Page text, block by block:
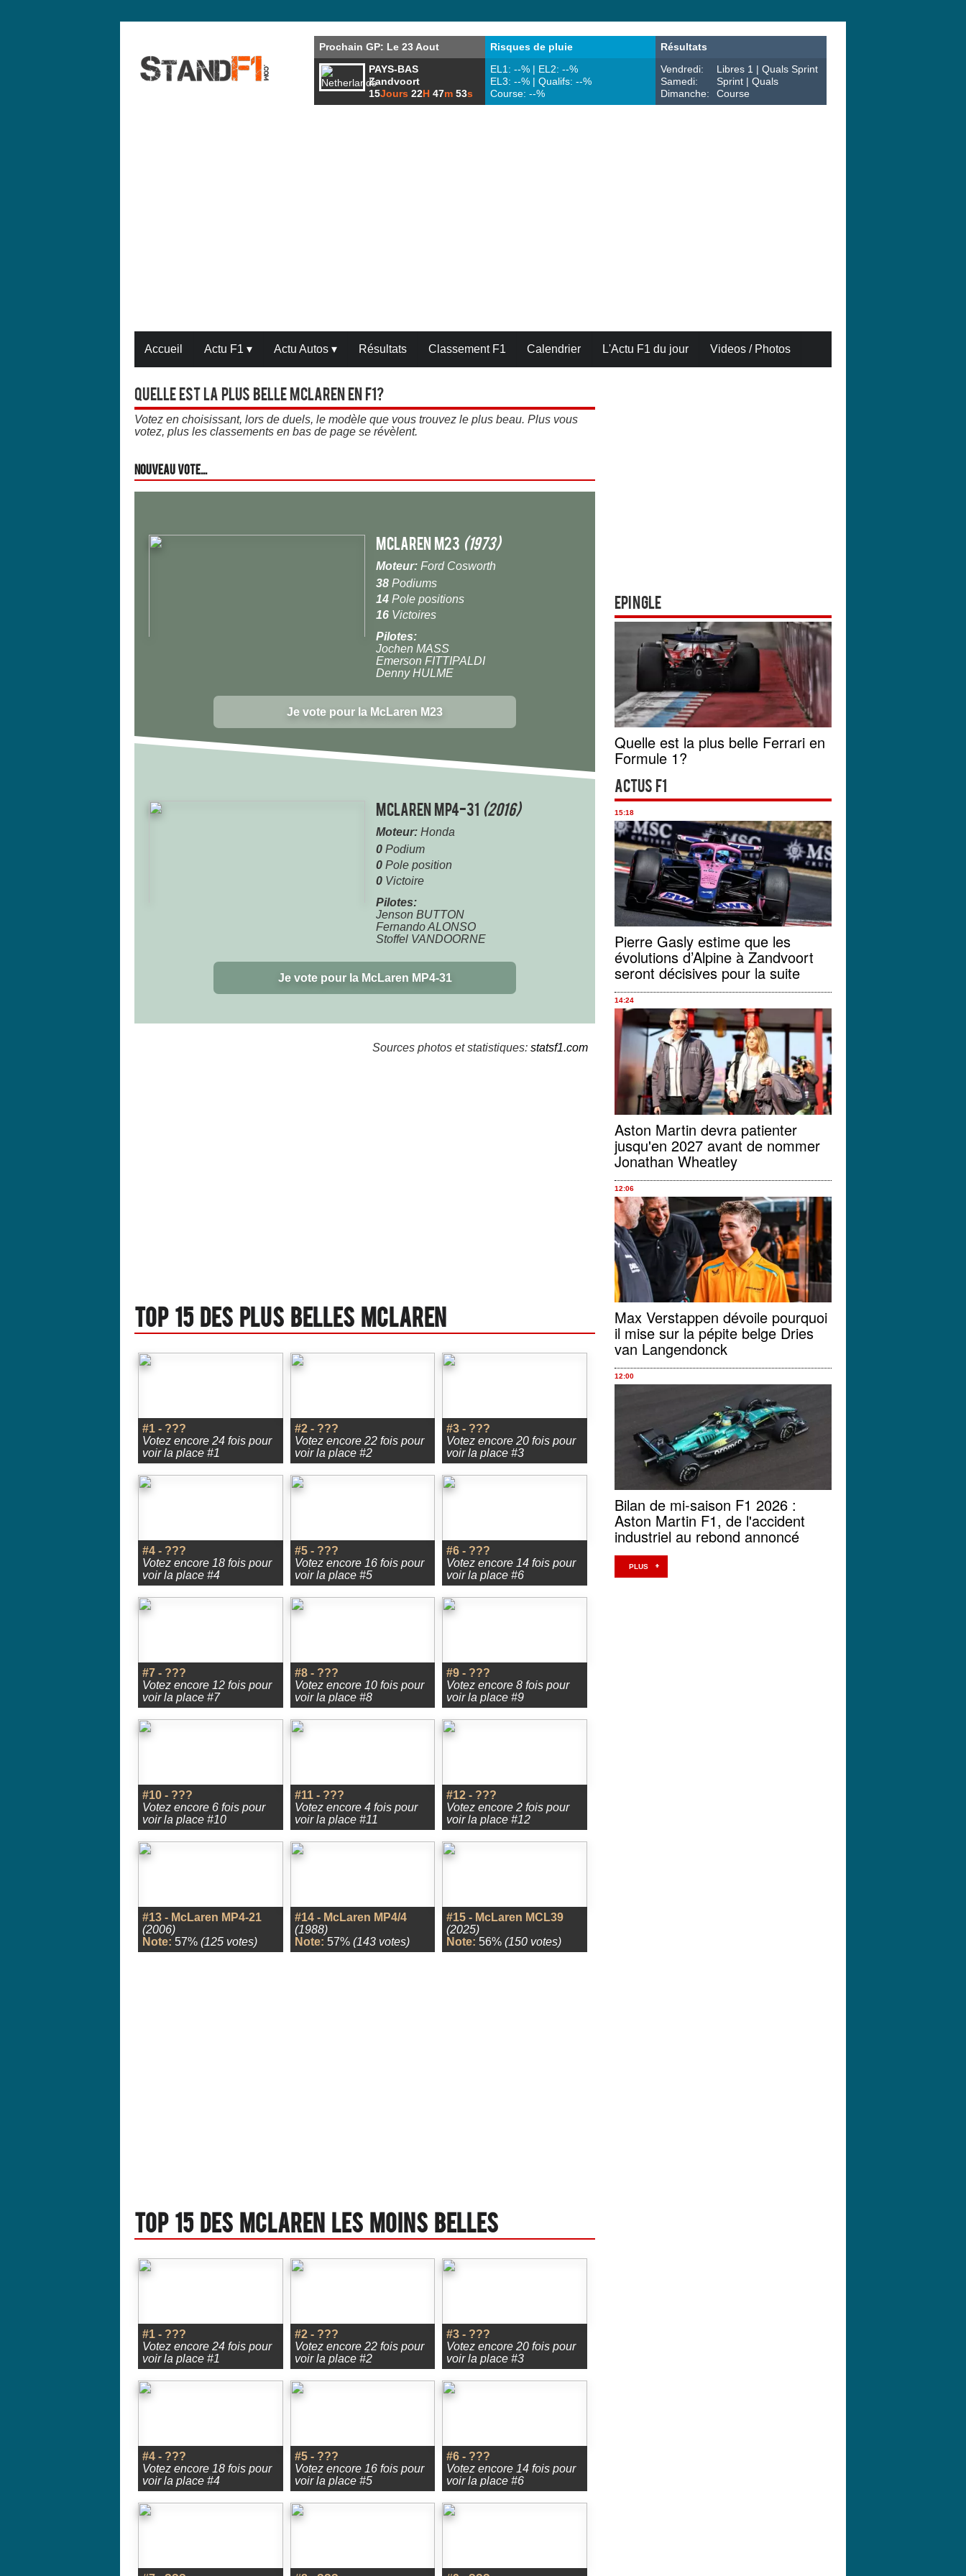
Prochain GP: Le 23 Aout
PAYS-BAS
Zandvoort
15Jours 22H 47m 52s
Risques de pluie
EL1: --% | EL2: --%
EL3: --% | Qualifs: --%
Course: --%
Résultats
Vendredi:
Samedi:
Dimanche:
Libres 1 | Quals Sprint
Sprint | Quals
Course
Accueil Actu F1▾ Actu Autos ▾ Résultats Classement F1 Calendrier L'Actu F1 du jour Videos / Photos
Quelle est la plus belle Mclaren en F1?
Votez en choisissant, lors de duels, le modèle que vous trouvez le plus beau. Plus vous
votez, plus les classements en bas de page se révèlent.
Nouveau vote...
McLaren M23 (1973)
Moteur:Ford Cosworth
38Podiums
14Pole positions
16Victoires
Pilotes:
Jochen MASS
Emerson FITTIPALDI
Denny HULME
Je vote pour la McLaren M23
McLaren MP4-31 (2016)
Moteur:Honda
0Podium
0Pole position
0Victoire
Pilotes:
Jenson BUTTON
Fernando ALONSO
Stoffel VANDOORNE
Je vote pour la McLaren MP4-31
Sources photos et statistiques: statsf1.com
Top 15 des plus belles Mclaren
#1 - ???
Votez encore 24 fois pour
voir la place #1
#2 - ???
Votez encore 22 fois pour
voir la place #2
#3 - ???
Votez encore 20 fois pour
voir la place #3
#4 - ???
Votez encore 18 fois pour
voir la place #4
#5 - ???
Votez encore 16 fois pour
voir la place #5
#6 - ???
Votez encore 14 fois pour
voir la place #6
#7 - ???
Votez encore 12 fois pour
voir la place #7
#8 - ???
Votez encore 10 fois pour
voir la place #8
#9 - ???
Votez encore 8 fois pour
voir la place #9
#10 - ???
Votez encore 6 fois pour
voir la place #10
#11 - ???
Votez encore 4 fois pour
voir la place #11
#12 - ???
Votez encore 2 fois pour
voir la place #12
#13 - McLaren MP4-21
(2006)
Note: 57% (125 votes)
#14 - McLaren MP4/4
(1988)
Note: 57% (143 votes)
#15 - McLaren MCL39
(2025)
Note: 56%(150 votes)
Top 15 des Mclaren les moins belles
#1 - ???
Votez encore 24 fois pour
voir la place #1
#2 - ???
Votez encore 22 fois pour
voir la place #2
#3 - ???
Votez encore 20 fois pour
voir la place #3
#4 - ???
Votez encore 18 fois pour
voir la place #4
#5 - ???
Votez encore 16 fois pour
voir la place #5
#6 - ???
Votez encore 14 fois pour
voir la place #6
Epingle
Quelle est la plus belle Ferrari en
Formule 1?
Actus F1
15:18
Pierre Gasly estime que les
évolutions d’Alpine à Zandvoort
seront décisives pour la suite
14:24
Aston Martin devra patienter
jusqu'en 2027 avant de nommer
Jonathan Wheatley
12:06
Max Verstappen dévoile pourquoi
il mise sur la pépite belge Dries
van Langendonck
12:00
Bilan de mi-saison F1 2026 :
Aston Martin F1, de l'accident
industriel au rebond annoncé
PLUS